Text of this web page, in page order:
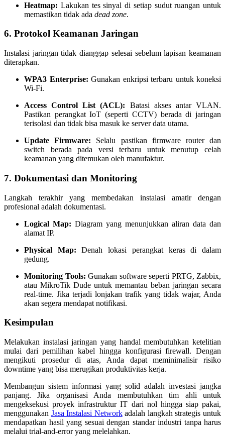
Heatmap: Lakukan tes sinyal di setiap sudut ruangan untuk
memastikan tidak ada dead zone.
6. Protokol Keamanan Jaringan
Instalasi jaringan tidak dianggap selesai sebelum lapisan keamanan
diterapkan.
WPA3 Enterprise: Gunakan enkripsi terbaru untuk koneksi
Wi-Fi.
Access Control List (ACL): Batasi akses antar VLAN.
Pastikan perangkat IoT (seperti CCTV) berada di jaringan
terisolasi dan tidak bisa masuk ke server data utama.
Update Firmware: Selalu pastikan firmware router dan
switch berada pada versi terbaru untuk menutup celah
keamanan yang ditemukan oleh manufaktur.
7. Dokumentasi dan Monitoring
Langkah terakhir yang membedakan instalasi amatir dengan
profesional adalah dokumentasi.
Logical Map: Diagram yang menunjukkan aliran data dan
alamat IP.
Physical Map: Denah lokasi perangkat keras di dalam
gedung.
Monitoring Tools: Gunakan software seperti PRTG, Zabbix,
atau MikroTik Dude untuk memantau beban jaringan secara
real-time. Jika terjadi lonjakan trafik yang tidak wajar, Anda
akan segera mendapat notifikasi.
Kesimpulan
Melakukan instalasi jaringan yang handal membutuhkan ketelitian
mulai dari pemilihan kabel hingga konfigurasi firewall. Dengan
mengikuti prosedur di atas, Anda dapat meminimalisir risiko
downtime yang bisa merugikan produktivitas kerja.
Membangun sistem informasi yang solid adalah investasi jangka
panjang. Jika organisasi Anda membutuhkan tim ahli untuk
mengeksekusi proyek infrastruktur IT dari nol hingga siap pakai,
menggunakan Jasa Instalasi Networkadalah langkah strategis untuk
mendapatkan hasil yang sesuai dengan standar industri tanpa harus
melalui trial-and-error yang melelahkan.